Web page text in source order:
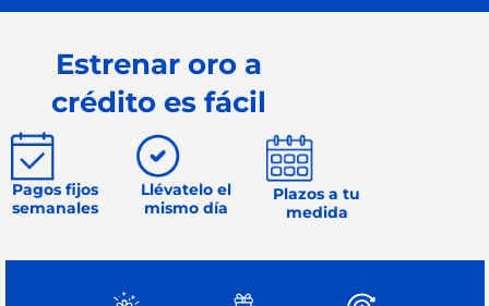
Estrenar oro a
crédito es fácil
Pagos fijos
semanales
Llévatelo el
mismo día
Plazos a tu
medida